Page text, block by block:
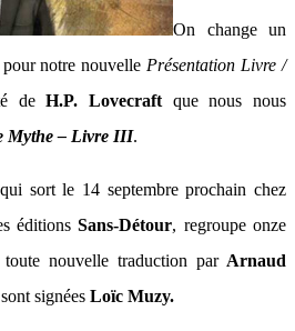
On change un
notre nouvelle Présentation Livre /
deH.P. Lovecraftque nous nous
Mythe – Livre III.
qui sort le 14 septembre prochain chez
éditionsSans-Détour, regroupe onze
nouvelle traduction parArnaud
signées Loïc Muzy.